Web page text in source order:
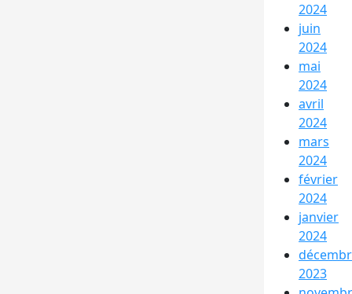
2024
juin
2024
mai
2024
avril
2024
mars
2024
février
2024
janvier
2024
2023